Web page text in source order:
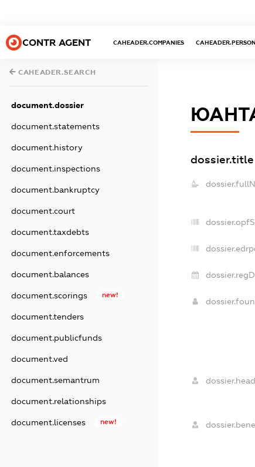
CONTR AGENT CAHEADER.COMPANIES
CAHEADER.SEARCH
document.dossier
document.statements
document.history
document.inspections
document.bankruptcy
document.court
document.taxdebts
document.enforcements
document.balances
document.scorings new!
document.tenders
document.publicfunds
document.ved
document.semantrum
document.relationships
document.licenses new!
dossier.title